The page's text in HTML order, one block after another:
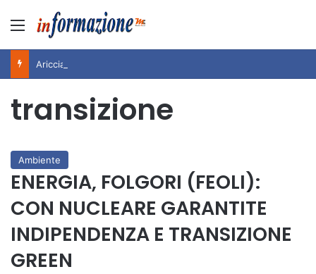
Menu
transizione
Ambiente
ENERGIA, FOLGORI (FEOLI):
CON NUCLEARE GARANTITE
INDIPENDENZA E TRANSIZIONE
GREEN